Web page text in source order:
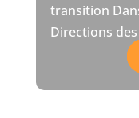
transition
Directions